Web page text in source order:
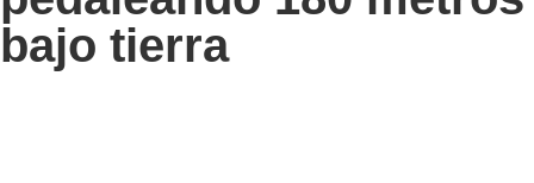
bajo tierra